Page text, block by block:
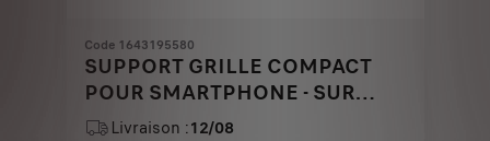
Code 1643195580
SUPPORT GRILLE COMPACT
POUR SMARTPHONE - SUR
AERATEUR
Livraison :12/08